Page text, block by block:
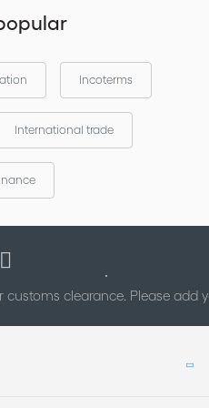
Incoterms
International trade
clearance. Please add